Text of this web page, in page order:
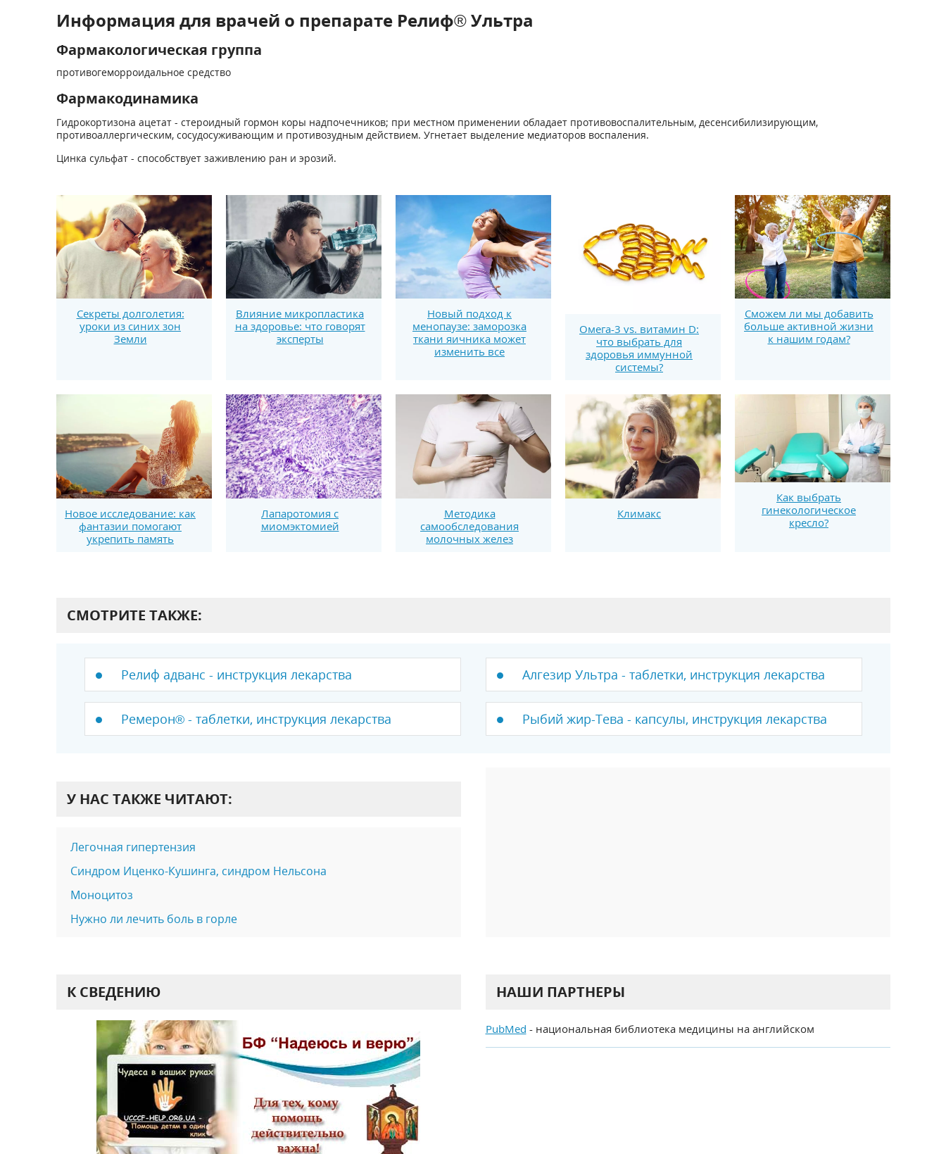
Информация для врачей о препарате Релиф® Ультра
Фармакологическая группа
противогеморроидальное средство
Фармакодинамика
Гидрокортизона ацетат - стероидный гормон коры надпочечников; при местном применении обладает противовоспалительным, десенсибилизирующим,
противоаллергическим, сосудосуживающим и противозудным действием. Угнетает выделение медиаторов воспаления.
Цинка сульфат - способствует заживлению ран и эрозий.
Секреты долголетия:
уроки из синих зон
Земли
Влияние микропластика
на здоровье: что говорят
эксперты
Новый подход к
менопаузе: заморозка
ткани яичника может
изменить все
Омега-3 vs. витамин D:
что выбрать для
здоровья иммунной
системы?
Сможем ли мы добавить
больше активной жизни
к нашим годам?
Новое исследование: как
фантазии помогают
укрепить память
Лапаротомия с
миомэктомией
Методика
самообследования
молочных желез
Климакс
Как выбрать
гинекологическое
кресло?
СМОТРИТЕ ТАКЖЕ:
Релиф адванс - инструкция лекарства Алгезир Ультра - таблетки, инструкция лекарства
Ремерон® - таблетки, инструкция лекарства Рыбий жир-Тева - капсулы, инструкция лекарства
У НАС ТАКЖЕ ЧИТАЮТ:
Легочная гипертензия
Синдром Иценко-Кушинга, синдром Нельсона
Моноцитоз
Нужно ли лечить боль в горле
К СВЕДЕНИЮ НАШИ ПАРТНЕРЫ
PubMed - национальная библиотека медицины на английском